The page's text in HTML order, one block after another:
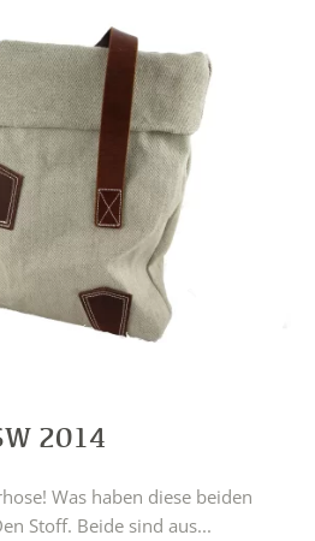
2014
Was haben diese beiden
Stoff. Beide sind aus...